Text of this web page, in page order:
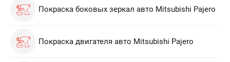
Покраска боковых зеркал авто Mitsubishi Pajero
Покраска двигателя авто Mitsubishi Pajero